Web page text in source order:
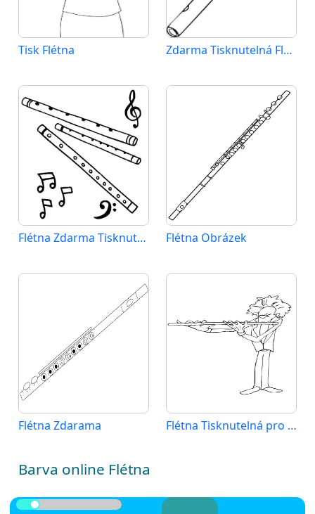
Tisk Flétna Zdarma Tisknutelná Flétna
Flétna Zdarma Tisknutelná Flétna Obrázek
Flétna Zdarama Flétna Tisknutelná pro Děti
Barva online Flétna